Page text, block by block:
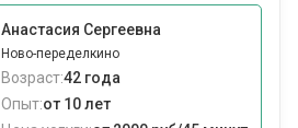
Анастасия Сергеевна
Ново-переделкино
Возраст:42 года
Опыт:от 10 лет